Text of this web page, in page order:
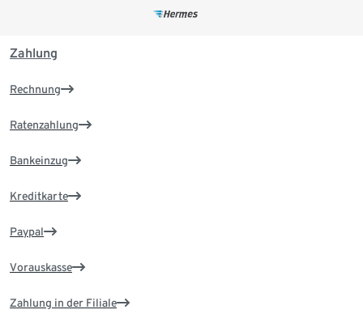
Zahlung
Rechnung
Ratenzahlung
Bankeinzug
Kreditkarte
Paypal
Vorauskasse
Zahlung in der Filiale